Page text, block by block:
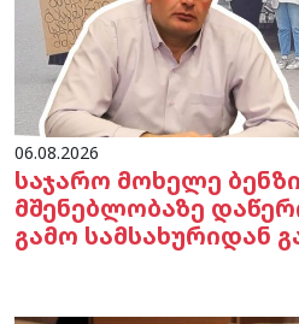
06.08.2026
საჯარო მოხელე
მშენებლობაზე
გამო სამსახურიდან